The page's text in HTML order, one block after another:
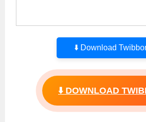
⬇️ Download
⬇️ DOWNLOAD